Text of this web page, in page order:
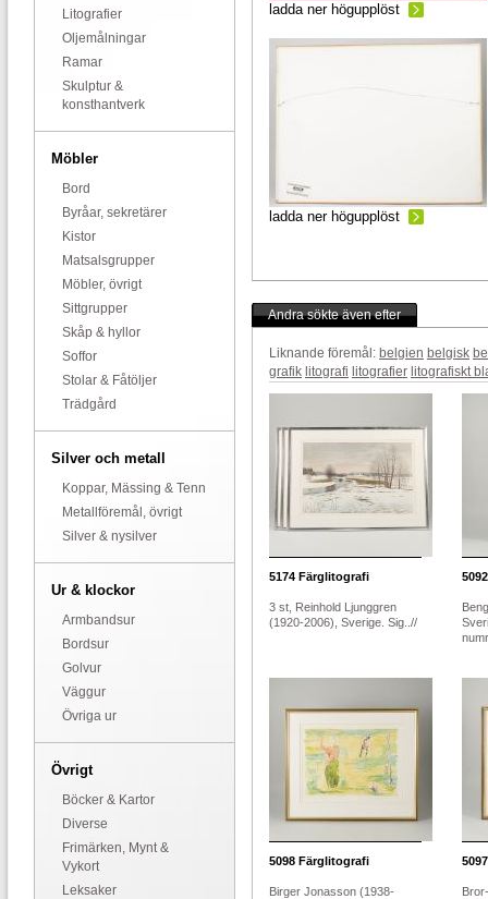
Litografier
Oljemålningar
Ramar
Skulptur &
konsthantverk
Möbler
Bord
Byråar, sekretärer
Kistor
Matsalsgrupper
Möbler, övrigt
Sittgrupper
Skåp & hyllor
Soffor
Stolar & Fåtöljer
Trädgård
Silver och metall
Koppar, Mässing & Tenn
Metallföremål, övrigt
Silver & nysilver
Ur & klockor
Armbandsur
Bordsur
Golvur
Väggur
Övriga ur
Övrigt
Böcker & Kartor
Diverse
Frimärken, Mynt &
Vykort
Leksaker
ladda ner högupplöst
ladda ner högupplöst
Andra sökte även efter
Liknande föremål: belgien belgisk
grafik litografi litografier litografiskt
5174 Färglitografi
3 st, Reinhold Ljunggren
(1920-2006), Sverige. Sig..//
5092
5098 Färglitografi
Birger Jonasson (1938-
5097